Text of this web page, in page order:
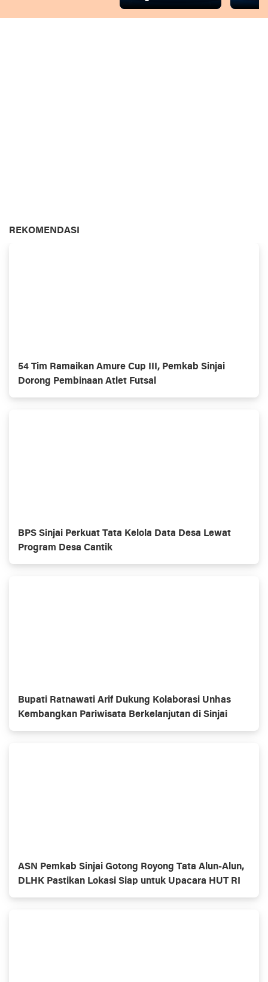
REKOMENDASI
54 Tim Ramaikan Amure Cup III, Pemkab Sinjai
Dorong Pembinaan Atlet Futsal
BPS Sinjai Perkuat Tata Kelola Data Desa Lewat
Program Desa Cantik
Bupati Ratnawati Arif Dukung Kolaborasi Unhas
Kembangkan Pariwisata Berkelanjutan di Sinjai
ASN Pemkab Sinjai Gotong Royong Tata Alun-Alun,
DLHK Pastikan Lokasi Siap untuk Upacara HUT RI